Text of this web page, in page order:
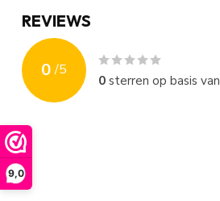
9,0
REVIEWS
0 /5
0sterren op basis van